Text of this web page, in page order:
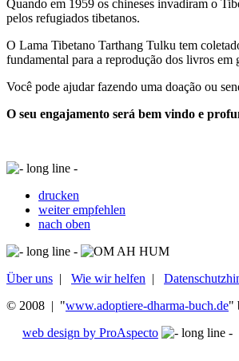
Quando em 1959 os chineses invadiram o
pelos refugiados tibetanos.
O Lama Tibetano Tarthang Tulku tem
fundamental para a reprodução dos livros em
Você pode ajudar fazendo uma doação ou
O seu engajamento será bem vindo e
drucken
weiter empfehlen
nach oben
Über uns | Wie wir helfen |
© 2008 | "www.adoptiere-dharma-buch.de"
web design by ProAspecto